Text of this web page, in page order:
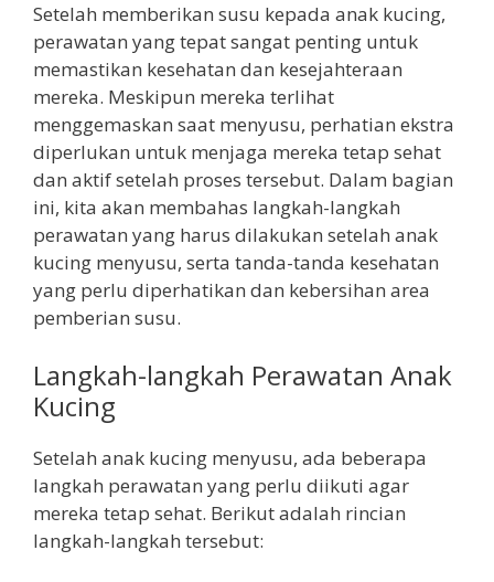
Setelah memberikan susu kepada anak kucing,
perawatan yang tepat sangat penting untuk
memastikan kesehatan dan kesejahteraan
mereka. Meskipun mereka terlihat
menggemaskan saat menyusu, perhatian ekstra
diperlukan untuk menjaga mereka tetap sehat
dan aktif setelah proses tersebut. Dalam bagian
ini, kita akan membahas langkah-langkah
perawatan yang harus dilakukan setelah anak
kucing menyusu, serta tanda-tanda kesehatan
yang perlu diperhatikan dan kebersihan area
pemberian susu.
Langkah-langkah Perawatan Anak
Kucing
Setelah anak kucing menyusu, ada beberapa
langkah perawatan yang perlu diikuti agar
mereka tetap sehat. Berikut adalah rincian
langkah-langkah tersebut: